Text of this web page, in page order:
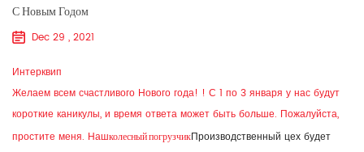
С Новым Годом
Dec 29 , 2021
Интерквип
Желаем всем счастливого Нового года! ! С 1 по 3 января у нас будут
короткие каникулы, и время ответа может быть больше. Пожалуйста,
простите меня. Нашколесный погрузчикПроизводственный цех будет